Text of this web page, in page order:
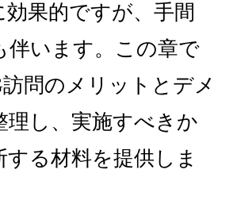
効果的ですが、手間
伴います。この章で
問のメリットとデメ
理し、実施すべきか
する材料を提供しま